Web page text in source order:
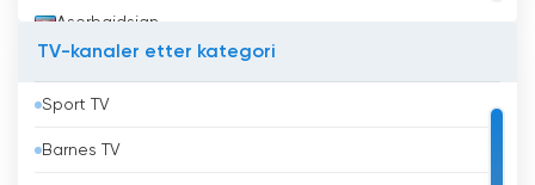
Aserbajdsjan
Bahrain
Bangladesh
TV-kanaler etter kategori
Sport TV
Barnes TV